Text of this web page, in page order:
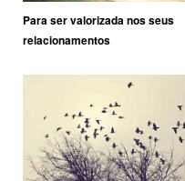
Para ser valorizada nos seus
relacionamentos